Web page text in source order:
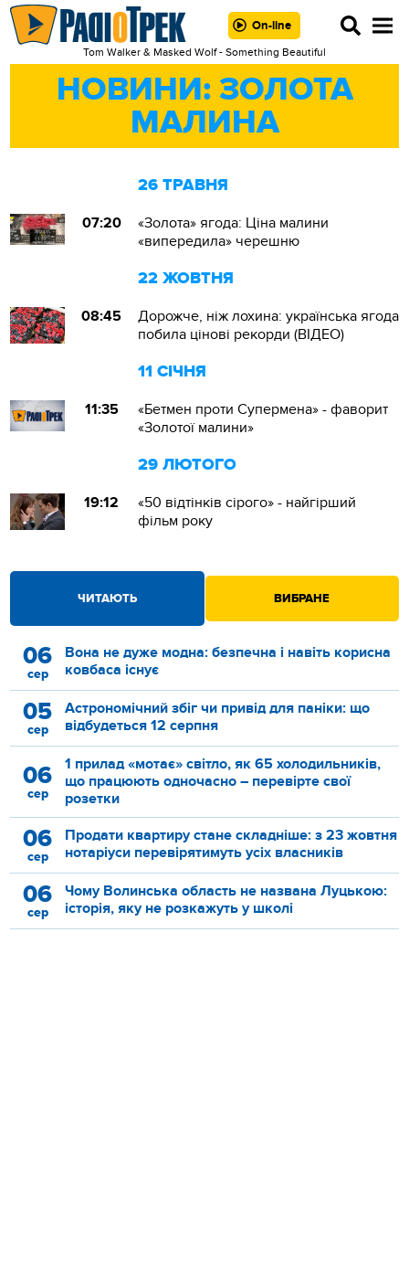
On-line
Tom Walker & Masked Wolf - Something Beautiful
НОВИНИ: ЗОЛОТА
МАЛИНА
26 ТРАВНЯ
07:20
«Золота» ягода: Ціна малини
«випередила» черешню
22 ЖОВТНЯ
08:45
Дорожче, ніж лохина: українська ягода
побила цінові рекорди (ВІДЕО)
11 СІЧНЯ
11:35
«Бетмен проти Супермена» - фаворит
«Золотої малини»
29 ЛЮТОГО
19:12
«50 відтінків сірого» - найгірший
фільм року
ЧИТАЮТЬ ВИБРАНЕ
06
сер
Вона не дуже модна: безпечна і навіть корисна
ковбаса існує
05
сер
Астрономічний збіг чи привід для паніки: що
відбудеться 12 серпня
06
сер
1 прилад «мотає» світло, як 65 холодильників,
що працюють одночасно – перевірте свої
розетки
06
сер
Продати квартиру стане складніше: з 23 жовтня
нотаріуси перевірятимуть усіх власників
06
сер
Чому Волинська область не названа Луцькою:
історія, яку не розкажуть у школі